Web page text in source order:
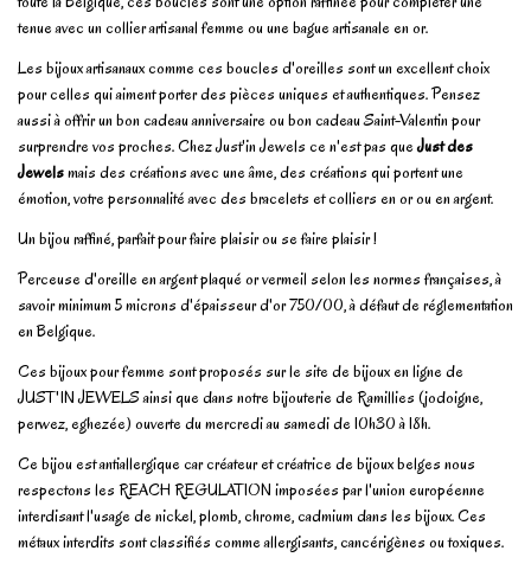
tenue avec un collier artisanal femme ou une bague artisanale en or.
Les bijoux artisanaux comme ces boucles d'oreilles sont un excellent choix
pour celles qui aiment porter des pièces uniques et authentiques. Pensez
aussi à offrir un bon cadeau anniversaire ou bon cadeau Saint-Valentin pour
surprendre vos proches. Chez Just'in Jewels ce n'est pas queJust des
Jewelsmais des créations avec une âme, des créations qui portent une
émotion, votre personnalité avec des bracelets et colliers en or ou en argent.
Un bijou raffiné, parfait pour faire plaisir ou se faire plaisir !
Perceuse d'oreille en argent plaqué or vermeil selon les normes françaises, à
savoir minimum 5 microns d'épaisseur d'or 750/00, à défaut de réglementation
en Belgique.
Ces bijoux pour femme sont proposés sur le site de bijoux en ligne de
JUST'IN JEWELS ainsi que dans notre bijouterie de Ramillies (jodoigne,
perwez, eghezée) ouverte du mercredi au samedi de 10h30 à 18h.
Ce bijou est antiallergique car créateur et créatrice de bijoux belges nous
respectons les REACH REGULATION imposées par l'union européenne
interdisant l'usage de nickel, plomb, chrome, cadmium dans les bijoux. Ces
métaux interdits sont classifiés comme allergisants, cancérigènes ou toxiques.